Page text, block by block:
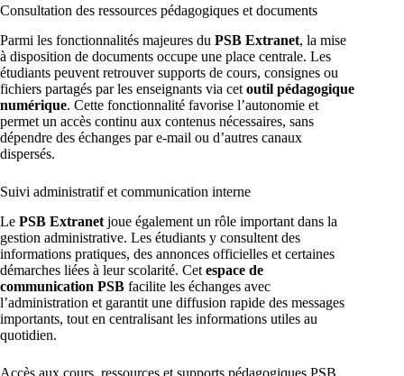
Consultation des ressources pédagogiques et documents
Parmi les fonctionnalités majeures du PSB Extranet, la mise
à disposition de documents occupe une place centrale. Les
étudiants peuvent retrouver supports de cours, consignes ou
fichiers partagés par les enseignants via cet outil pédagogique
numérique. Cette fonctionnalité favorise l’autonomie et
permet un accès continu aux contenus nécessaires, sans
dépendre des échanges par e-mail ou d’autres canaux
dispersés.
Suivi administratif et communication interne
Le PSB Extranet joue également un rôle important dans la
gestion administrative. Les étudiants y consultent des
informations pratiques, des annonces officielles et certaines
démarches liées à leur scolarité. Cet espace de
communication PSB facilite les échanges avec
l’administration et garantit une diffusion rapide des messages
importants, tout en centralisant les informations utiles au
quotidien.
Accès aux cours, ressources et supports pédagogiques PSB